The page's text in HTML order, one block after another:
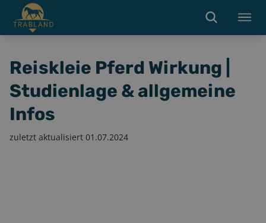
Reiskleie Pferd Wirkung |
Studienlage & allgemeine
Infos
zuletzt aktualisiert 01.07.2024